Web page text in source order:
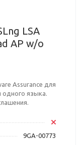
LSA
AP w/o
Assurance для
одного языка.
9GA-00773